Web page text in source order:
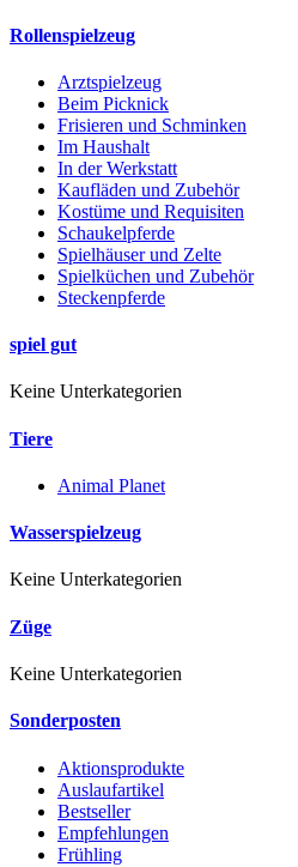
Rollenspielzeug
Arztspielzeug
Beim Picknick
Frisieren und Schminken
Im Haushalt
In der Werkstatt
Kaufläden und Zubehör
Kostüme und Requisiten
Schaukelpferde
Spielhäuser und Zelte
Spielküchen und Zubehör
Steckenpferde
spiel gut
Keine Unterkategorien
Tiere
Animal Planet
Wasserspielzeug
Keine Unterkategorien
Züge
Keine Unterkategorien
Sonderposten
Aktionsprodukte
Auslaufartikel
Bestseller
Empfehlungen
Frühling